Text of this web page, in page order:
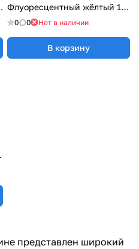
Флуоресцентный жёлтый 1.0
кг0 0 Нет в наличии
В корзину
представлен широкий